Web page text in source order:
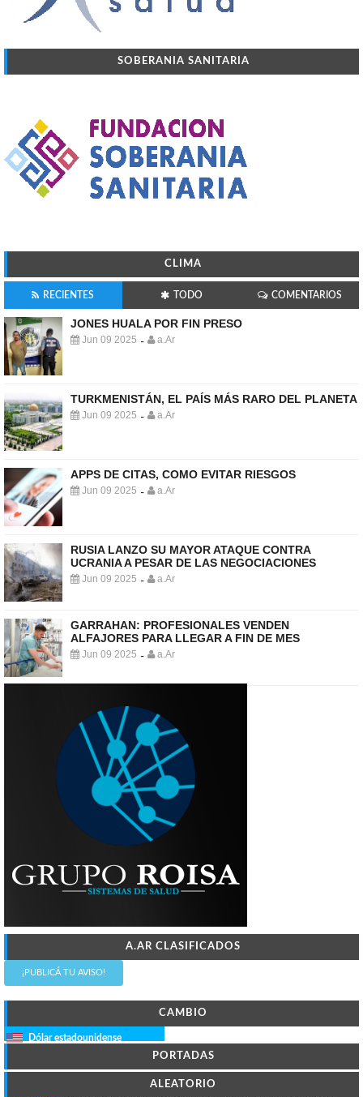
SOBERANIA SANITARIA
CLIMA
RECIENTES TODO COMENTARIOS
JONES HUALA POR FIN PRESO
Jun 09 2025 - a.Ar
TURKMENISTÁN, EL PAÍS MÁS RARO DEL PLANETA
Jun 09 2025 - a.Ar
APPS DE CITAS, COMO EVITAR RIESGOS
Jun 09 2025 - a.Ar
RUSIA LANZO SU MAYOR ATAQUE CONTRA
UCRANIA A PESAR DE LAS NEGOCIACIONES
Jun 09 2025 - a.Ar
GARRAHAN: PROFESIONALES VENDEN
ALFAJORES PARA LLEGAR A FIN DE MES
Jun 09 2025 - a.Ar
A.AR CLASIFICADOS
¡PUBLICÁ TU AVISO!
CAMBIO
Dólar estadounidense
PORTADAS
ALEATORIO